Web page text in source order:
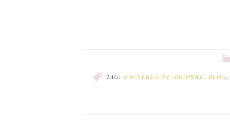
TAG: BAGNERES-DE-BIGORRE, BLOG,